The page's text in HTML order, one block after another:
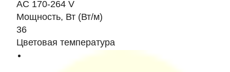
AC 170-264 V
Мощность, Вт (Вт/м)
36
Цветовая температура